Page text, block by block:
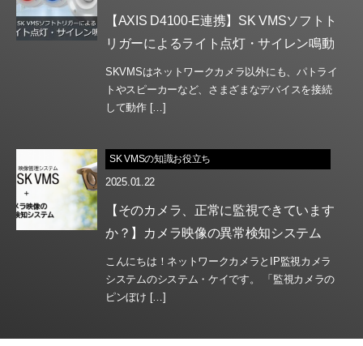
【AXIS D4100-E連携】SK VMSソフトト
リガーによるライト点灯・サイレン鳴動
SKVMSはネットワークカメラ以外にも、パトライ
トやスピーカーなど、さまざまなデバイスを接続
して動作 […]
SK VMSの知識お役立ち
2025.01.22
【そのカメラ、正常に監視できています
か？】カメラ映像の異常検知システム
こんにちは！ネットワークカメラとIP監視カメラ
システムのシステム・ケイです。 「監視カメラの
ピンぼけ […]